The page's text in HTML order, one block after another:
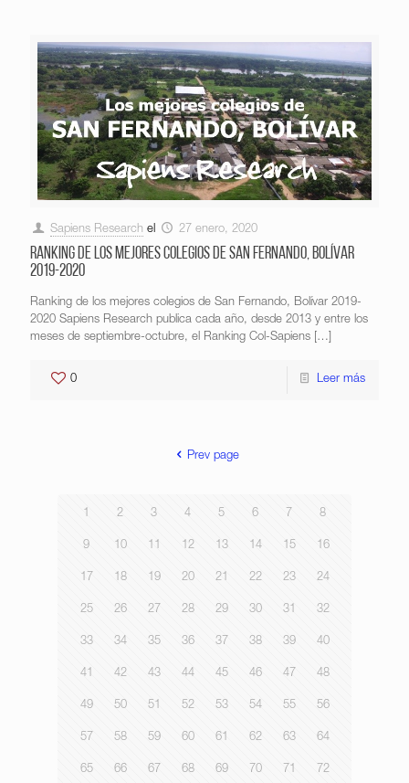
Sapiens Research el 27 enero, 2020
Ranking de los mejores colegios de San Fernando, Bolívar
2019-2020
Ranking de los mejores colegios de San Fernando, Bolívar 2019-
2020 Sapiens Research publica cada año, desde 2013 y entre los
meses de septiembre-octubre, el Ranking Col-Sapiens […]
0 Leer más
Prev page
1 2 3 4 5 6 7 8
9 10 11 12 13 14 15 16
17 18 19 20 21 22 23 24
25 26 27 28 29 30 31 32
33 34 35 36 37 38 39 40
41 42 43 44 45 46 47 48
49 50 51 52 53 54 55 56
57 58 59 60 61 62 63 64
65 66 67 68 69 70 71 72